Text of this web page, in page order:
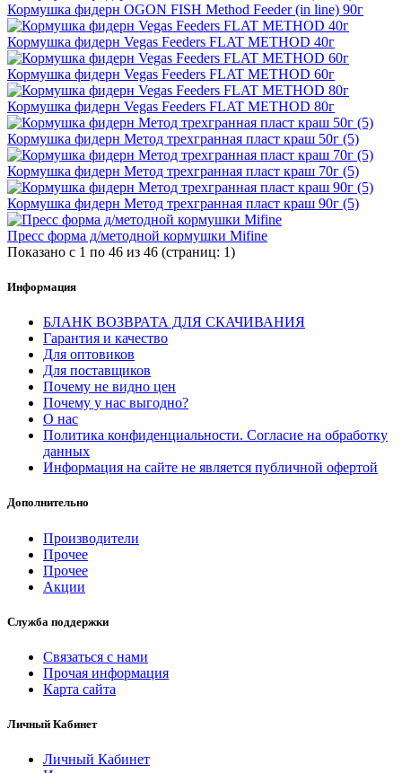
Кормушка фидерн OGON FISH Method Feeder (in line) 90г
Кормушка фидерн Vegas Feeders FLAT METHOD 40г
Кормушка фидерн Vegas Feeders FLAT METHOD 60г
Кормушка фидерн Vegas Feeders FLAT METHOD 80г
Кормушка фидерн Метод трехгранная пласт краш 50г (5)
Кормушка фидерн Метод трехгранная пласт краш 70г (5)
Кормушка фидерн Метод трехгранная пласт краш 90г (5)
Пресс форма д/методной кормушки Mifine
Показано с 1 по 46 из 46 (страниц: 1)
Информация
БЛАНК ВОЗВРАТА ДЛЯ СКАЧИВАНИЯ
Гарантия и качество
Для оптовиков
Для поставщиков
Почему не видно цен
Почему у нас выгодно?
О нас
Политика конфиденциальности. Согласие на обработку
данных
Информация на сайте не является публичной офертой
Дополнительно
Производители
Прочее
Прочее
Акции
Служба поддержки
Связаться с нами
Прочая информация
Карта сайта
Личный Кабинет
Личный Кабинет